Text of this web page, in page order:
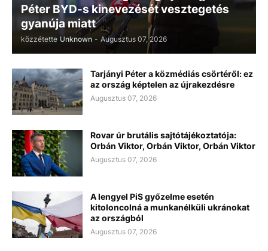
Péter BYD-s kinevezését vesztegetés
gyanúja miatt
közzétette Unknown - Augusztus 07, 2026
Tarjányi Péter a közmédiás csörtéről: ez
az ország képtelen az újrakezdésre
Augusztus 07, 2026
Rovar úr brutális sajtótájékoztatója:
Orbán Viktor, Orbán Viktor, Orbán Viktor
Augusztus 07, 2026
A lengyel PiS győzelme esetén
kitoloncolná a munkanélküli ukránokat
az országból
Augusztus 07, 2026